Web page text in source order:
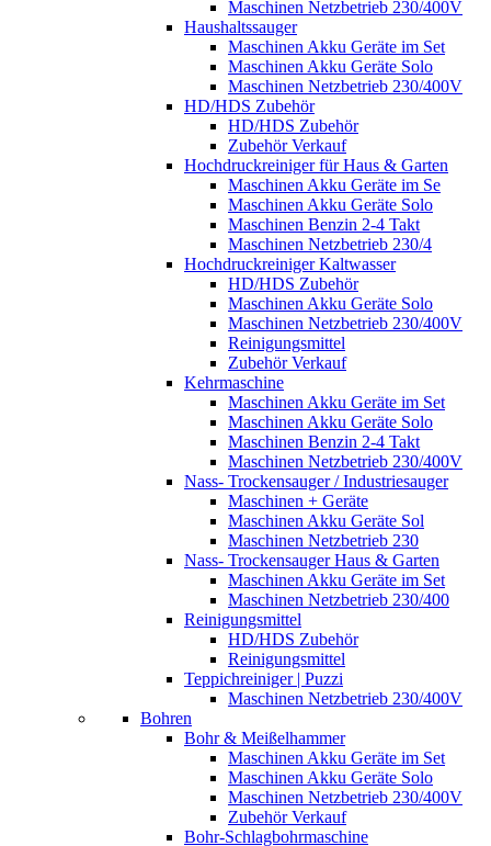
Maschinen Netzbetrieb 230/400V
Haushaltssauger
Maschinen Akku Geräte im Set
Maschinen Akku Geräte Solo
Maschinen Netzbetrieb 230/400V
HD/HDS Zubehör
HD/HDS Zubehör
Zubehör Verkauf
Hochdruckreiniger für Haus & Garten
Maschinen Akku Geräte im Se
Maschinen Akku Geräte Solo
Maschinen Benzin 2-4 Takt
Maschinen Netzbetrieb 230/4
Hochdruckreiniger Kaltwasser
HD/HDS Zubehör
Maschinen Akku Geräte Solo
Maschinen Netzbetrieb 230/400V
Reinigungsmittel
Zubehör Verkauf
Kehrmaschine
Maschinen Akku Geräte im Set
Maschinen Akku Geräte Solo
Maschinen Benzin 2-4 Takt
Maschinen Netzbetrieb 230/400V
Nass- Trockensauger / Industriesauger
Maschinen + Geräte
Maschinen Akku Geräte Sol
Maschinen Netzbetrieb 230
Nass- Trockensauger Haus & Garten
Maschinen Akku Geräte im Set
Maschinen Netzbetrieb 230/400
Reinigungsmittel
HD/HDS Zubehör
Reinigungsmittel
Teppichreiniger | Puzzi
Maschinen Netzbetrieb 230/400V
Bohren
Bohr & Meißelhammer
Maschinen Akku Geräte im Set
Maschinen Akku Geräte Solo
Maschinen Netzbetrieb 230/400V
Zubehör Verkauf
Bohr-Schlagbohrmaschine